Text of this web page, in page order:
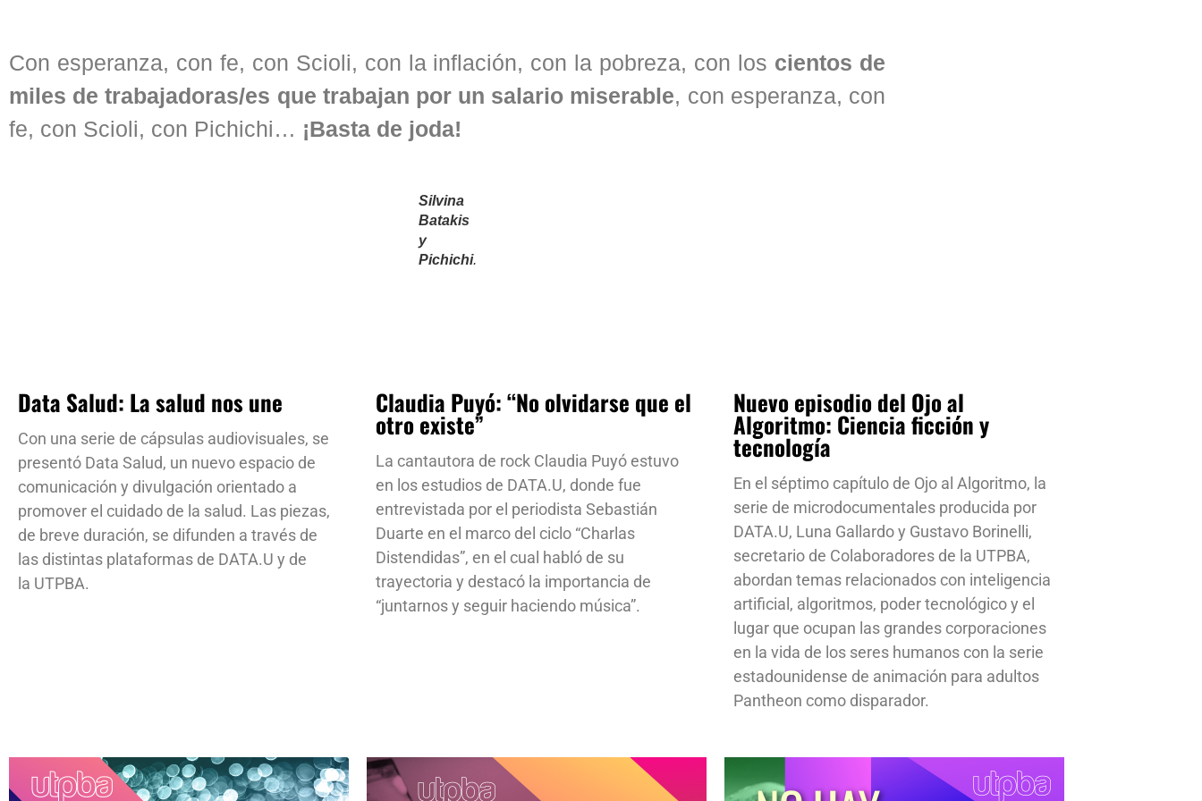
Con esperanza, con fe, con Scioli, con la inflación, con la pobreza, con los cientos de
miles de trabajadoras/es que trabajan por un salario miserable, con esperanza, con
fe, con Scioli, con Pichichi… ¡Basta de joda!
Silvina
Batakis
y
Pichichi.
Data Salud: La salud nos une
Con una serie de cápsulas audiovisuales, se
presentó Data Salud, un nuevo espacio de
comunicación y divulgación orientado a
promover el cuidado de la salud. Las piezas,
de breve duración, se difunden a través de
las distintas plataformas de DATA.U y de
la UTPBA.
Claudia Puyó: “No olvidarse que el
otro existe”
La cantautora de rock Claudia Puyó estuvo
en los estudios de DATA.U, donde fue
entrevistada por el periodista Sebastián
Duarte en el marco del ciclo “Charlas
Distendidas”, en el cual habló de su
trayectoria y destacó la importancia de
“juntarnos y seguir haciendo música”.
Nuevo episodio del Ojo al
Algoritmo: Ciencia ficción y
tecnología
En el séptimo capítulo de Ojo al Algoritmo, la
serie de microdocumentales producida por
DATA.U, Luna Gallardo y Gustavo Borinelli,
secretario de Colaboradores de la UTPBA,
abordan temas relacionados con inteligencia
artificial, algoritmos, poder tecnológico y el
lugar que ocupan las grandes corporaciones
en la vida de los seres humanos con la serie
estadounidense de animación para adultos
Pantheon como disparador.